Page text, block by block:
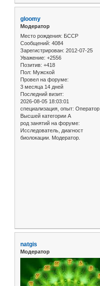
gloomy
Модератор
Место рождения: БССР
Сообщений: 4084
Зарегистрирован: 2012-07-25
Уважение: +2556
Позитив: +418
Пол: Мужской
Провел на форуме:
3 месяца 14 дней
Последний визит:
2026-08-05 18:03:01
специализация, опыт: Оператор
Высшей категории А
род занятий на форуме:
Исследователь, диагност
биолокации. Модератор.
natgis
Модератор